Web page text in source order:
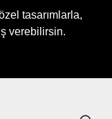
tasarımlarla,
verebilirsin.